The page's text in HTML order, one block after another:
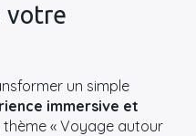
votre
un simple
immersive et
thème « Voyage autour